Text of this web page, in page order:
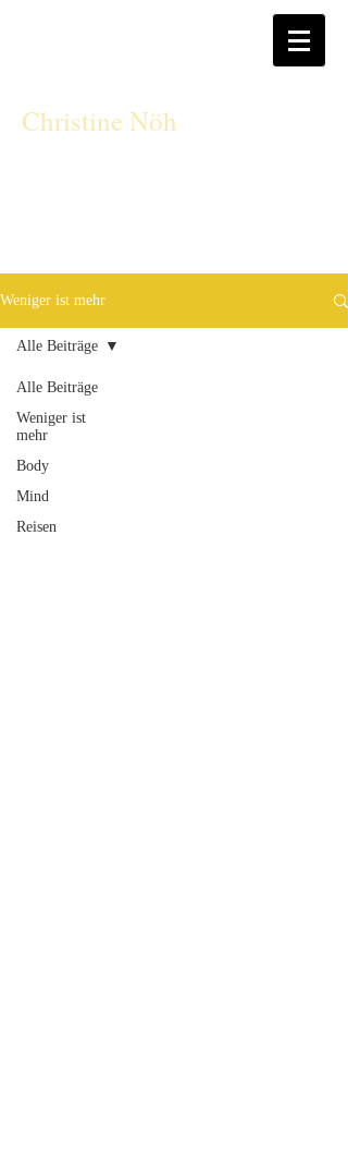
Christine Nöh
Weniger ist mehr
Alle Beiträge
Weniger ist
mehr
Body
Mind
Reisen
Alle Beiträge